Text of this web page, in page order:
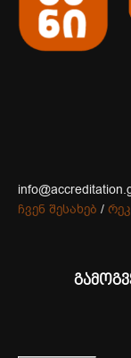
ჩვენ შესახებ /